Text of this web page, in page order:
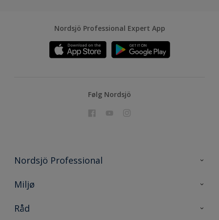
Nordsjö Professional Expert App
Følg Nordsjö
Nordsjö Professional
Kontakt oss
Prosjekt
Miljø
Bærekraftig utvikling
Råd